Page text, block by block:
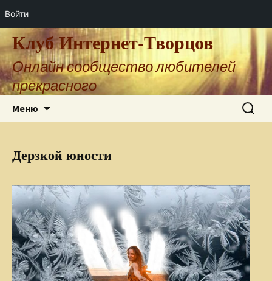
Войти
Клуб Интернет-Творцов
Онлайн сообщество любителей
прекрасного
Меню Найти:
Дерзкой юности